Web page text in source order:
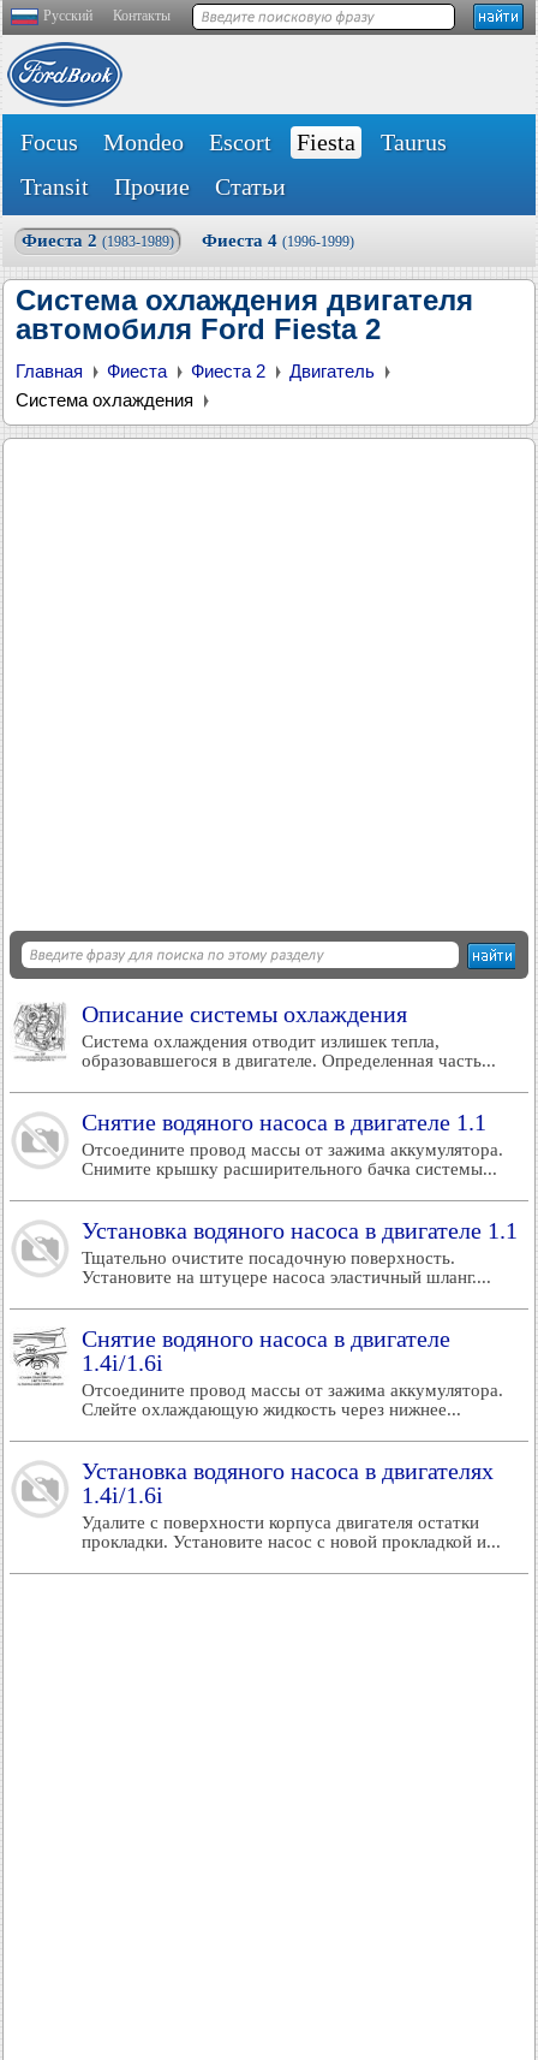
Русский Контакты
Focus Mondeo Escort Fiesta
Taurus
Transit
Прочие Статьи
Фиеста 2 (1983-1989) Фиеста 4 (1996-1999)
Система охлаждения двигателя
автомобиля Ford Fiesta 2
Главная Фиеста Фиеста 2
Двигатель
Система охлаждения
Описание системы охлаждения
Система охлаждения отводит излишек тепла,
образовавшегося в двигателе. Определенная часть...
Снятие водяного насоса в двигателе 1.1
Отсоедините провод массы от зажима аккумулятора.
Снимите крышку расширительного бачка системы...
Установка водяного насоса в двигателе 1.1
Тщательно очистите посадочную поверхность.
Установите на штуцере насоса эластичный шланг....
Снятие водяного насоса в двигателе
1.4i/1.6i
Отсоедините провод массы от зажима аккумулятора.
Слейте охлаждающую жидкость через нижнее...
Установка водяного насоса в двигателях
1.4i/1.6i
Удалите с поверхности корпуса двигателя остатки
прокладки. Установите насос с новой прокладкой и...